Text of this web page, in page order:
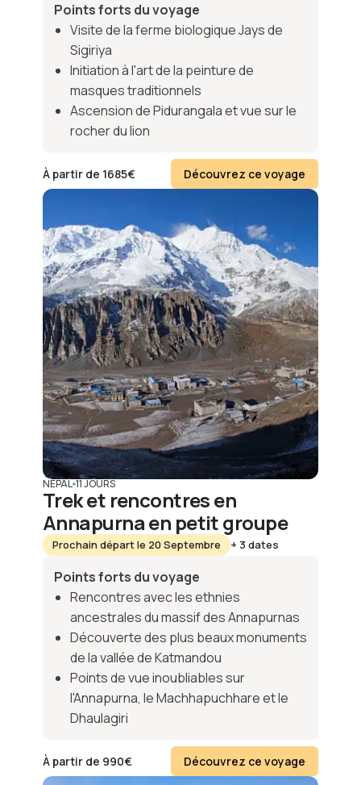
Points forts du voyage
Visite de la ferme biologique Jays de
Sigiriya
Initiation à l'art de la peinture de
masques traditionnels
Ascension de Pidurangala et vue sur le
rocher du lion
À partir de 1685€ Découvrez ce voyage
NÉPAL 11 JOURS
Trek et rencontres en
Annapurna en petit groupe
Prochain départ le 20 Septembre + 3 dates
Points forts du voyage
Rencontres avec les ethnies
ancestrales du massif des Annapurnas
Découverte des plus beaux monuments
de la vallée de Katmandou
Points de vue inoubliables sur
l'Annapurna, le Machhapuchhare et le
Dhaulagiri
À partir de 990€ Découvrez ce voyage